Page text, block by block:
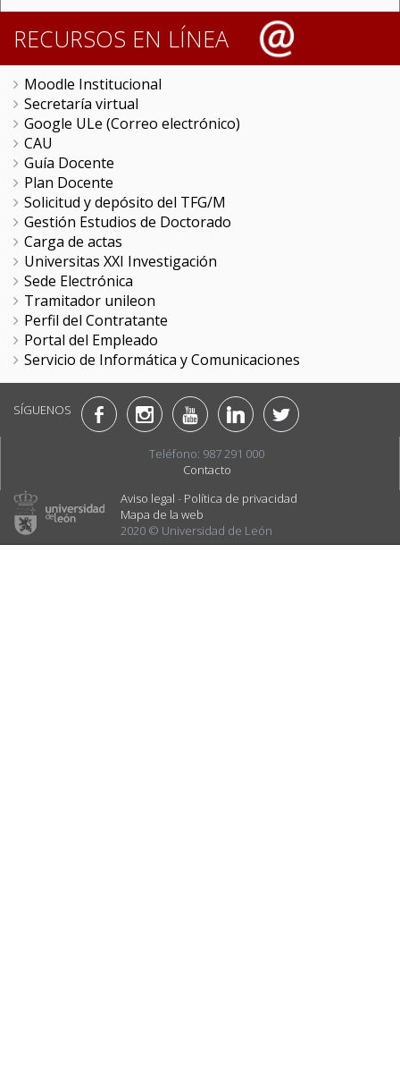
RECURSOS EN LÍNEA
Moodle Institucional
Secretaría virtual
Google ULe (Correo electrónico)
CAU
Guía Docente
Plan Docente
Solicitud y depósito del TFG/M
Gestión Estudios de Doctorado
Carga de actas
Universitas XXI Investigación
Sede Electrónica
Tramitador unileon
Perfil del Contratante
Portal del Empleado
Servicio de Informática y Comunicaciones
SÍGUENOS
Teléfono: 987 291 000
Contacto
Aviso legal - Política de privacidad
Mapa de la web
2020 © Universidad de León